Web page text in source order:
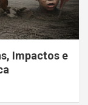
Impactos e